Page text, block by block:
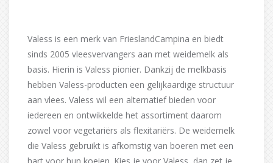
Valess is een merk van FrieslandCampina en biedt
sinds 2005 vleesvervangers aan met weidemelk als
basis. Hierin is Valess pionier. Dankzij de melkbasis
hebben Valess-producten een gelijkaardige structuur
aan vlees. Valess wil een alternatief bieden voor
iedereen en ontwikkelde het assortiment daarom
zowel voor vegetariërs als flexitariërs. De weidemelk
die Valess gebruikt is afkomstig van boeren met een